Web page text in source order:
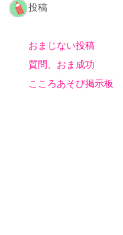
投稿
おまじない投稿
質問、おま成功
こころあそび掲示板